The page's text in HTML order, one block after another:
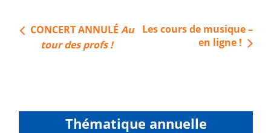
Navigation
CONCERT ANNULÉ Au
tour des profs !
Les cours de musique –
en ligne !
Thématique annuelle